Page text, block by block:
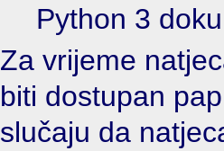
Python 3
Za vrijeme
biti dostupan
slučaju da